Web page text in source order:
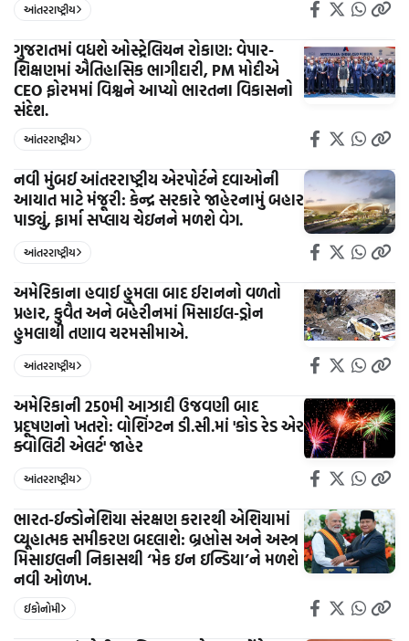
આંતરરાષ્ટ્રીય
ગુજરાતમાં વધશે ઓસ્ટ્રેલિયન રોકાણ: વેપાર-
શિક્ષણમાં ઐતિહાસિક ભાગીદારી, PM મોદીએ
CEO ફોરમમાં વિશ્વને આપ્યો ભારતના વિકાસનો
સંદેશ.
આંતરરાષ્ટ્રીય
નવી મુંબઈ આંતરરાષ્ટ્રીય એરપોર્ટને દવાઓની
આયાત માટે મંજૂરી: કેન્દ્ર સરકારે જાહેરનામું બહાર
પાડ્યું, ફાર્મા સપ્લાય ચેઇનને મળશે વેગ.
આંતરરાષ્ટ્રીય
અમેરિકાના હવાઈ હુમલા બાદ ઈરાનનો વળતો
પ્રહાર, કુવૈત અને બહેરીનમાં મિસાઈલ-ડ્રોન
હુમલાથી તણાવ ચરમસીમાએ.
આંતરરાષ્ટ્રીય
અમેરિકાની 250મી આઝાદી ઉજવણી બાદ
પ્રદૂષણનો ખતરો: વોશિંગ્ટન ડી.સી.માં 'કોડ રેડ એર
ક્વોલિટી એલર્ટ' જાહેર
આંતરરાષ્ટ્રીય
ભારત-ઈન્ડોનેશિયા સંરક્ષણ કરારથી એશિયામાં
વ્યૂહાત્મક સમીકરણ બદલાશે: બ્રહ્મોસ અને અસ્ત્ર
મિસાઇલની નિકાસથી ‘મેક ઇન ઇન્ડિયા’ને મળશે
નવી ઓળખ.
ઈકોનોમી